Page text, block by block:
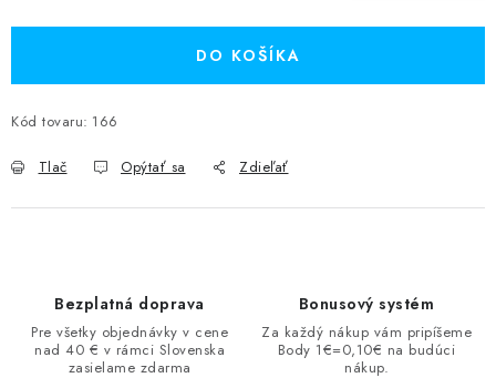
DO KOŠÍKA
Kód tovaru: 166
Tlač Opýtať sa Zdieľať
Bezplatná doprava
Pre všetky objednávky v cene
nad 40 € v rámci Slovenska
zasielame zdarma
Bonusový systém
Za každý nákup vám pripíšeme
Body 1€=0,10€ na budúci
nákup.